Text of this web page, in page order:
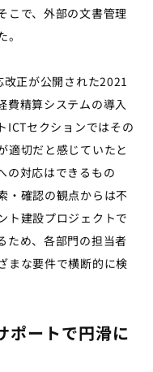
こで、外部の文書管理
正が公開された2021
費精算システムの導入
ICTセクションではその
適切だと感じていたと
の対応はできるもの
・確認の観点からは不
ト建設プロジェクトで
ため、各部門の担当者
まな要件で横断的に検
ポートで円滑に